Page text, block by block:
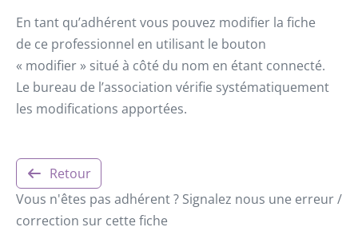
En tant qu’adhérent vous pouvez modifier la fiche
de ce professionnel en utilisant le bouton
« modifier » situé à côté du nom en étant connecté.
Le bureau de l’association vérifie systématiquement
les modifications apportées.
Retour
Vous n'êtes pas adhérent ? Signalez nous une erreur /
correction sur cette fiche